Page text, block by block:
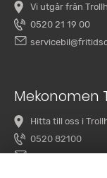
Vi utgår från
0520 21 19 00
Mekonomen
Hitta till oss i
0520 82100